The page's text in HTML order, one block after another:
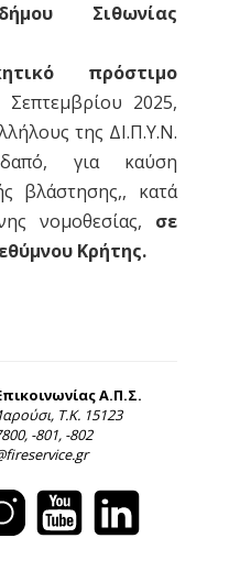
Σιθωνίας
πρόστιμο
2025,
της ΔΙ.Π.Υ.Ν.
για καύση
βλάστησης,, κατά
νομοθεσίας, σε
Κρήτης.
Α.Π.Σ.
Τ.Κ. 15123
-801, -802